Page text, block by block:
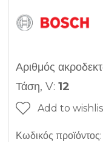
Αριθμός
Τάση, V: 12
Add to
Κωδικός προϊόντος: